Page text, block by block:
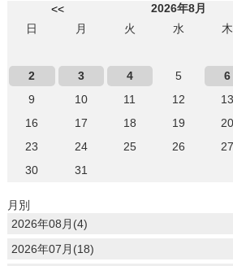
<<
2026年8月
日
月 火 水 木
2
3 4 5 6
9
10 11 12 13
16
17 18 19 20
23
24 25 26 27
30
31
月別
2026年08月(4)
2026年07月(18)